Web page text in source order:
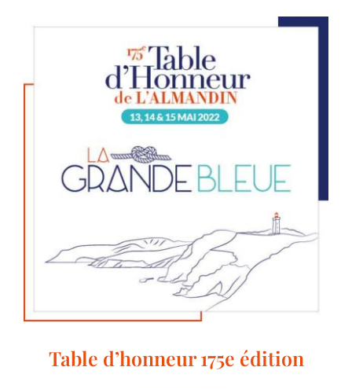
Table d’honneur 175e édition